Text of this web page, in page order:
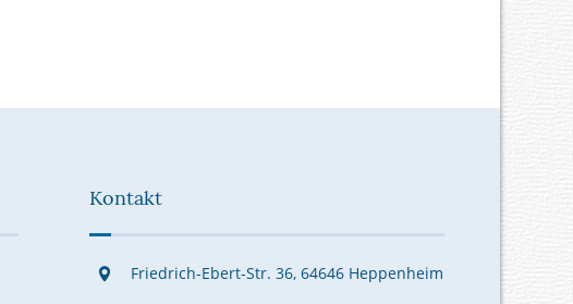
Kontakt
Friedrich-Ebert-Str. 36, 64646 Heppenheim